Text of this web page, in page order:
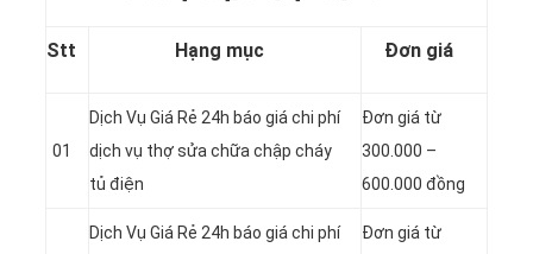
Stt Hạng mục Đơn giá
01
Dịch Vụ Giá Rẻ 24h báo giá chi phí
dịch vụ thợ sửa chữa chập cháy
tủ điện
Đơn giá từ
300.000 –
600.000 đồng
Dịch Vụ Giá Rẻ 24h báo giá chi phí
Đơn giá từ